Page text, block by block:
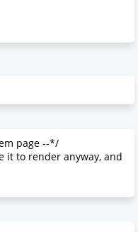
page --*/
it to render anyway, and